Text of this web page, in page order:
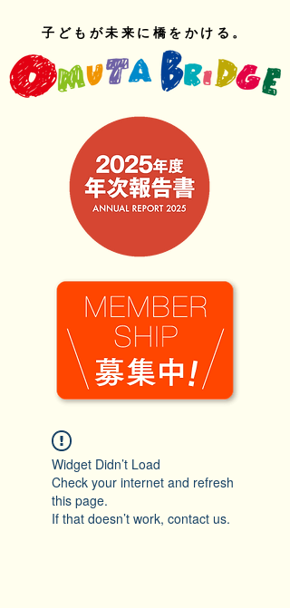
子どもが未来に橋をかける。
Widget Didn’t Load
Check your internet and refresh
this page.
If that doesn’t work, contact us.